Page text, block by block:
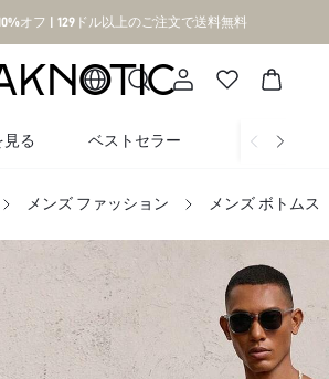
オフ | 129ドル以上のご注文で送料無料
る ベストセラー 新着
メンズ ファッション メンズ ボトムス